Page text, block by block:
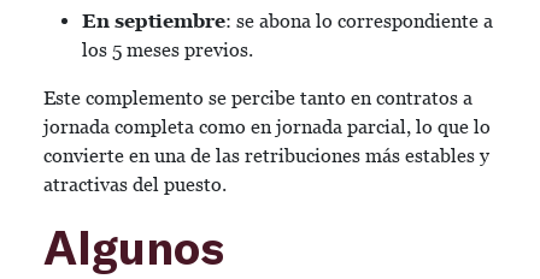
En septiembre: se abona lo correspondiente a
los 5 meses previos.
Este complemento se percibe tanto en contratos a
jornada completa como en jornada parcial, lo que lo
convierte en una de las retribuciones más estables y
atractivas del puesto.
Algunos